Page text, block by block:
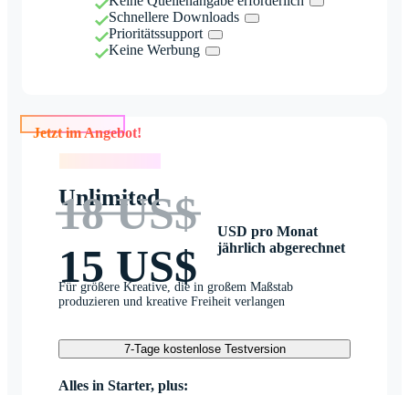
Schnellere Downloads
Prioritätssupport
Keine Werbung
Jetzt im Angebot!
Unlimited
18 US$
15 US$
USD pro Monat
jährlich abgerechnet
Für größere Kreative, die in großem Maßstab
produzieren und kreative Freiheit verlangen
7-Tage kostenlose Testversion
Alles in Starter, plus: